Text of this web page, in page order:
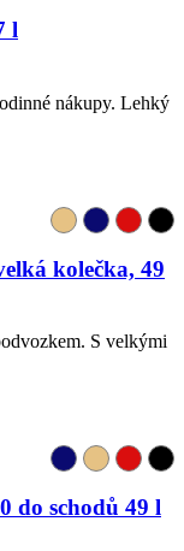
l
nákupy. Lehký
kolečka, 49
S velkými
do schodů 49 l